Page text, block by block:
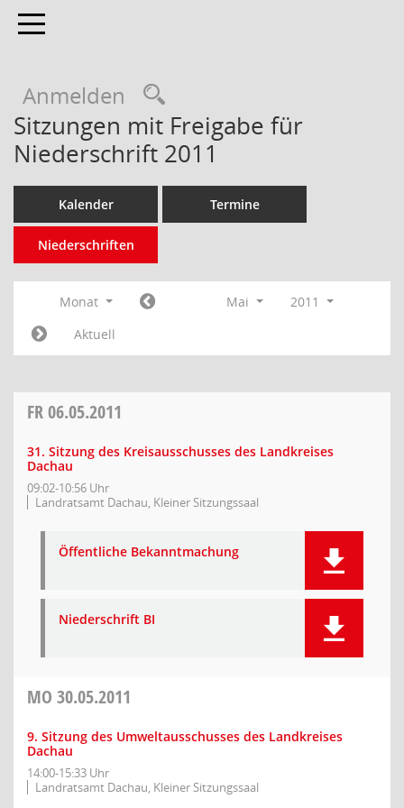
Toggle navigation
Anmelden
Sitzungen mit Freigabe für
Niederschrift 2011
Kalender Termine
Niederschriften
Monat Mai
2011
Aktuell
FR06.05.2011
31. Sitzung des Kreisausschusses des Landkreises
Dachau
09:02-10:56 Uhr
Landratsamt Dachau, Kleiner Sitzungssaal
Öffentliche Bekanntmachung
Niederschrift BI
MO 30.05.2011
9. Sitzung des Umweltausschusses des Landkreises
Dachau
14:00-15:33 Uhr
Landratsamt Dachau, Kleiner Sitzungssaal